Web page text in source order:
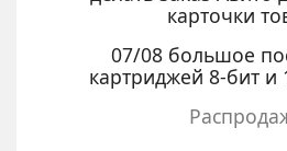
карточки
07/08 большое
картриджей 8-бит и